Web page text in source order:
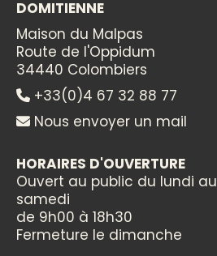
DOMITIENNE
Maison du Malpas
Route de l'Oppidum
34440 Colombiers
+33(0)4 67 32 88 77
Nous envoyer un mail
HORAIRES D'OUVERTURE
Ouvert au public du lundi au
samedi
de 9h00 à 18h30
Fermeture le dimanche